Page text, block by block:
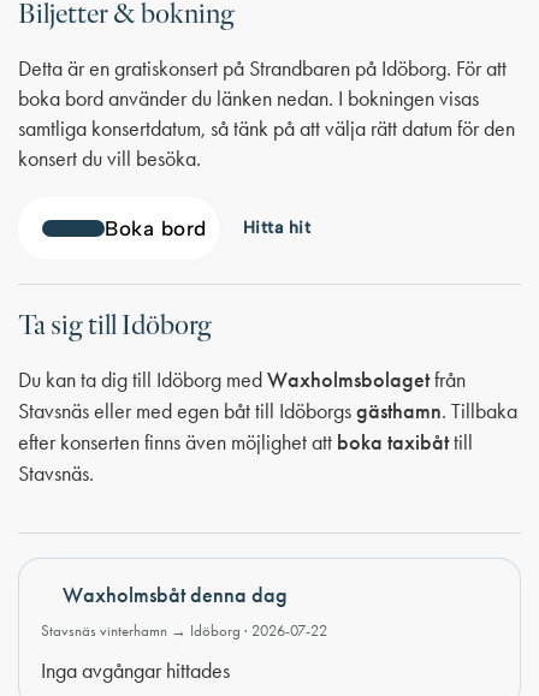
Biljetter & bokning
Detta är en gratiskonsert på Strandbaren på Idöborg. För att
boka bord använder du länken nedan. I bokningen visas
samtliga konsertdatum, så tänk på att välja rätt datum för den
konsert du vill besöka.
Boka bord Hitta hit
Ta sig till Idöborg
Du kan ta dig till Idöborg medWaxholmsbolagetfrån
Stavsnäs eller med egen båt till Idöborgsgästhamn. Tillbaka
efter konserten finns även möjlighet att boka taxibåttill
Stavsnäs.
Waxholmsbåt denna dag
Stavsnäs vinterhamn → Idöborg · 2026-07-22
Inga avgångar hittades